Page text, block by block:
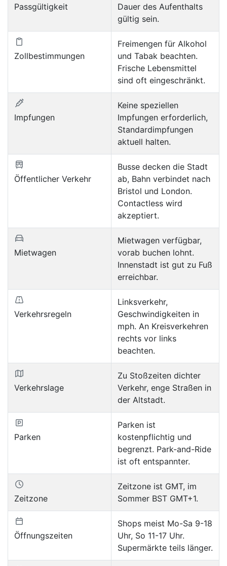
Passgültigkeit
Dauer des Aufenthalts
gültig sein.
Zollbestimmungen
Freimengen für Alkohol
und Tabak beachten.
Frische Lebensmittel
sind oft eingeschränkt.
Impfungen
Keine speziellen
Impfungen erforderlich,
Standardimpfungen
aktuell halten.
Öffentlicher Verkehr
Busse decken die Stadt
ab, Bahn verbindet nach
Bristol und London.
Contactless wird
akzeptiert.
Mietwagen
Mietwagen verfügbar,
vorab buchen lohnt.
Innenstadt ist gut zu Fuß
erreichbar.
Verkehrsregeln
Linksverkehr,
Geschwindigkeiten in
mph. An Kreisverkehren
rechts vor links
beachten.
Verkehrslage
Zu Stoßzeiten dichter
Verkehr, enge Straßen in
der Altstadt.
Parken
Parken ist
kostenpflichtig und
begrenzt. Park-and-Ride
ist oft entspannter.
Zeitzone
Zeitzone ist GMT, im
Sommer BST GMT+1.
Öffnungszeiten
Shops meist Mo-Sa 9-18
Uhr, So 11-17 Uhr.
Supermärkte teils länger.